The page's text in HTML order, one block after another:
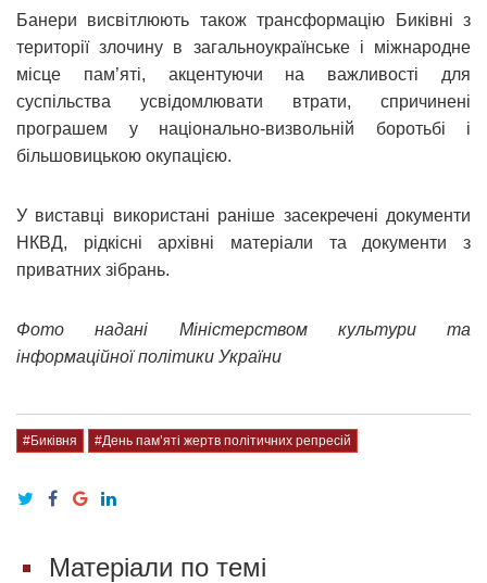
Банери висвітлюють також трансформацію Биківні з
території злочину в загальноукраїнське і міжнародне
місце пам’яті, акцентуючи на важливості для
суспільства усвідомлювати втрати, спричинені
програшем у національно-визвольній боротьбі і
більшовицькою окупацією.
У виставці використані раніше засекречені документи
НКВД, рідкісні архівні матеріали та документи з
приватних зібрань.
Фото надані Міністерством культури та
інформаційної політики України
#Биківня #День пам’яті жертв політичних репресій
Матеріали по темі